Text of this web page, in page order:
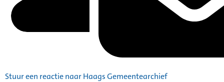
Stuur een reactie naar Haags Gemeentearchief